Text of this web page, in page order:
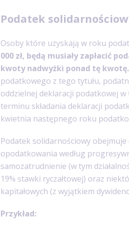
Podatek
Osoby które uzyskają w roku
000 zł, będą musiały zapłacić
kwoty nadwyżki ponad tę kwotę.
podatkowego z tego tytułu,
oddzielnej deklaracji podatkowej
terminu składania deklaracji
kwietnia następnego roku
Podatek solidarnościowy
opodatkowania według
samozatrudnienie (w tym
19% stawki ryczałtowej) oraz
kapitałowych (z wyjątkiem
Przykład: